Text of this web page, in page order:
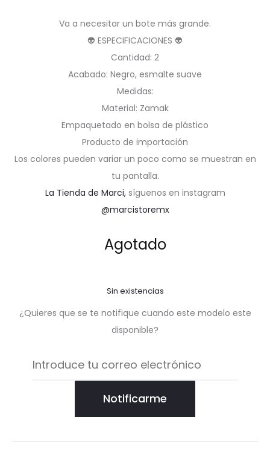
Va a necesitar un bote más grande.
👽 ESPECIFICACIONES 👽
Cantidad: 2
Acabado: Negro, esmalte suave
Medidas:
Material: Zamak
Empaquetado en bolsa de plástico
Producto de importación
Los colores pueden variar un poco como se muestran en
tu pantalla.
La Tienda de Marci, síguenos en instagram
@marcistoremx
Agotado
Sin existencias
¿Quieres que se te notifique cuando este modelo este
disponible?
Notificarme